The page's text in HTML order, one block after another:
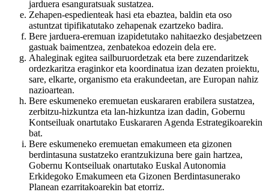
jarduera esanguratsuak sustatzea.
Zehapen-espedienteak hasi eta ebaztea, baldin eta oso
astuntzat tipifikatutako zehapenak ezartzeko badira.
Bere jarduera-eremuan izapidetutako nahitaezko desjabetzeen
gastuak baimentzea, zenbatekoa edozein dela ere.
Ahaleginak egitea sailburuordetzak eta bere zuzendaritzek
ordezkaritza eraginkor eta koordinatua izan dezaten proiektu,
sare, elkarte, organismo eta erakundeetan, are Europan nahiz
nazioartean.
Bere eskumeneko eremuetan euskararen erabilera sustatzea,
zerbitzu-hizkuntza eta lan-hizkuntza izan dadin, Gobernu
Kontseiluak onartutako Euskararen Agenda Estrategikoarekin
bat.
Bere eskumeneko eremuetan emakumeen eta gizonen
berdintasuna sustatzeko erantzukizuna bere gain hartzea,
Gobernu Kontseiluak onartutako Euskal Autonomia
Erkidegoko Emakumeen eta Gizonen Berdintasunerako
Planean ezarritakoarekin bat etorriz.